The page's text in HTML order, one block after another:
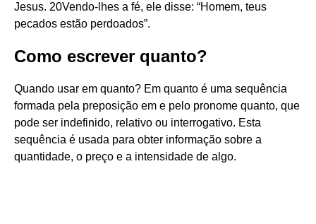
Jesus. 20Vendo-lhes a fé, ele disse: “Homem, teus
pecados estão perdoados”.
Como escrever quanto?
Quando usar em quanto? Em quanto é uma sequência
formada pela preposição em e pelo pronome quanto, que
pode ser indefinido, relativo ou interrogativo. Esta
sequência é usada para obter informação sobre a
quantidade, o preço e a intensidade de algo.